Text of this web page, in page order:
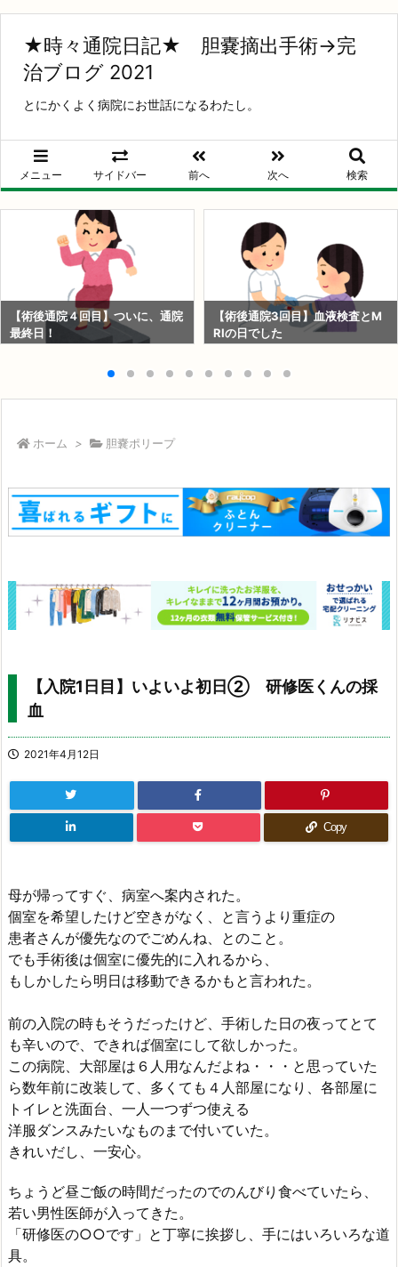
★時々通院日記★ 胆嚢摘出手術→完
治ブログ 2021
とにかくよく病院にお世話になるわたし。
メニュー サイドバー 前へ 次へ 検索
【術後通院４回目】ついに、通院
最終日！
【術後通院3回目】血液検査とM
RIの日でした
ホーム > 胆嚢ポリープ
【入院1日目】いよいよ初日② 研修医くんの採
血
2021年4月12日
Copy
母が帰ってすぐ、病室へ案内された。
個室を希望したけど空きがなく、と言うより重症の
患者さんが優先なのでごめんね、とのこと。
でも手術後は個室に優先的に入れるから、
もしかしたら明日は移動できるかもと言われた。
前の入院の時もそうだったけど、手術した日の夜ってとて
も辛いので、できれば個室にして欲しかった。
この病院、大部屋は６人用なんだよね・・・と思っていた
ら数年前に改装して、多くても４人部屋になり、各部屋に
トイレと洗面台、一人一つずつ使える
洋服ダンスみたいなものまで付いていた。
きれいだし、一安心。
ちょうど昼ご飯の時間だったのでのんびり食べていたら、
若い男性医師が入ってきた。
「研修医の○○です」と丁寧に挨拶し、手にはいろいろな道
具。